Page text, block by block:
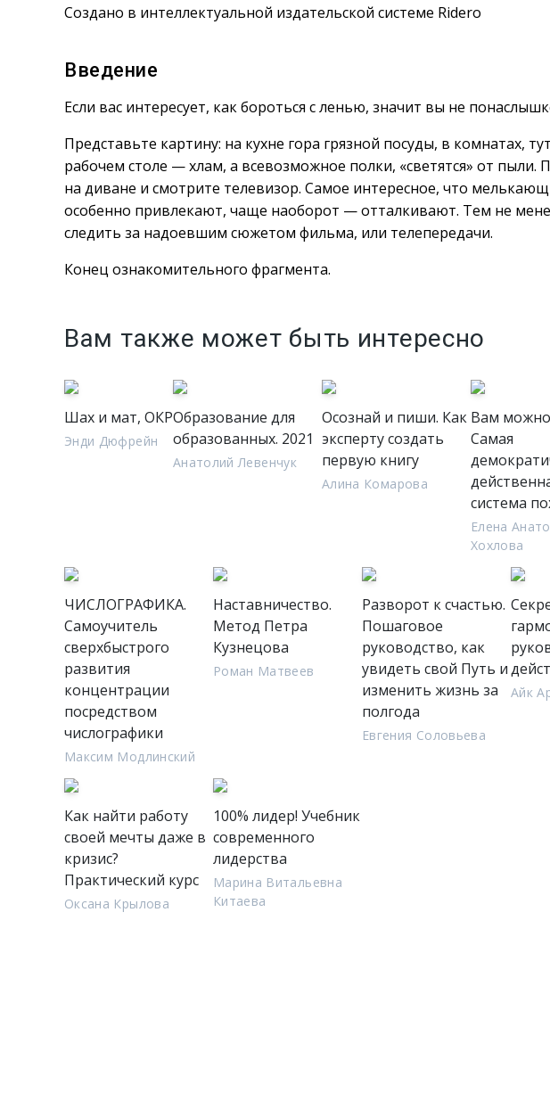
Создано в интеллектуальной издательской системе Ridero
Введение
Если вас интересует, как бороться с ленью, значит вы не
Представьте картину: на кухне гора грязной посуды, в комнатах,
рабочем столе — хлам, а всевозможное полки, «светятся» от
на диване и смотрите телевизор. Самое интересное, что
особенно привлекают, чаще наоборот — отталкивают. Тем не
следить за надоевшим сюжетом фильма, или телепередачи.
Конец ознакомительного фрагмента.
Вам также может быть интересно
Шах и мат, ОКР
Энди Дюфрейн
Образование для
образованных. 2021
Анатолий Левенчук
Осознай и пиши. Как
эксперту создать
первую книгу
Алина Комарова
Вам можно
Самая
система
Елена
Хохлова
ЧИСЛОГРАФИКА.
Самоучитель
сверхбыстрого
развития
концентрации
посредством
числографики
Максим Модлинский
Наставничество.
Метод Петра
Кузнецова
Роман Матвеев
Разворот к счастью.
Пошаговое
руководство, как
увидеть свой Путь и
изменить жизнь за
полгода
Евгения Соловьева
Айк
Как найти работу
своей мечты даже в
кризис?
Практический курс
Оксана Крылова
100% лидер! Учебник
современного
лидерства
Марина Витальевна
Китаева